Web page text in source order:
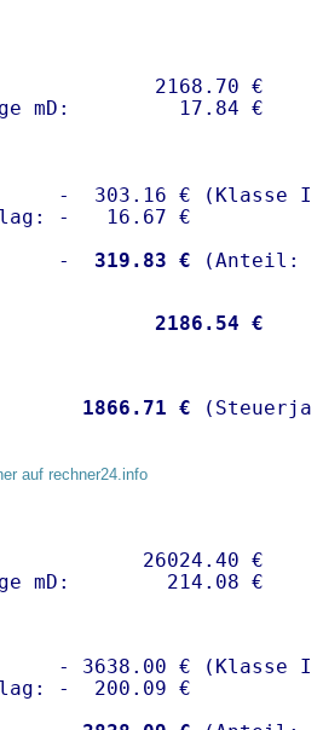
2168.70 €
-  303.16 € (Klasse I)
-   16.67 €
-
  319.83 €
2186.54 €
1866.71 €
auf rechner24.info
26024.40 €
- 3638.00 € (Klasse I)
-  200.09 €